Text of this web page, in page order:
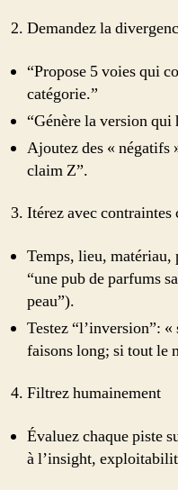
Demandez la
“Propose 5 voies qui
catégorie.”
“Génère la version
Ajoutez des « négatifs
claim Z”.
Itérez avec contraintes
Temps, lieu,
“une pub de parfums
peau”).
Testez “l’inversion”:
faisons long; si tout le
Filtrez humainement
Évaluez chaque piste
à l’insight,